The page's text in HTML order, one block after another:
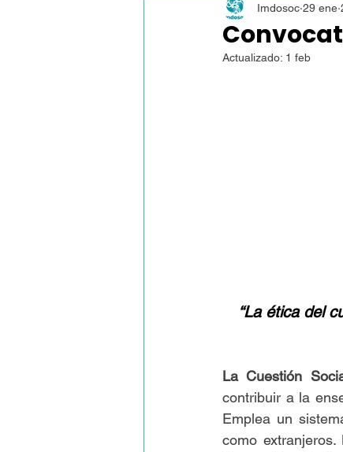
Frente a la
Imdosoc 29 ene
Actualizado: 1 feb
“La ética del
La Cuestión
contribuir a la
Emplea un
como